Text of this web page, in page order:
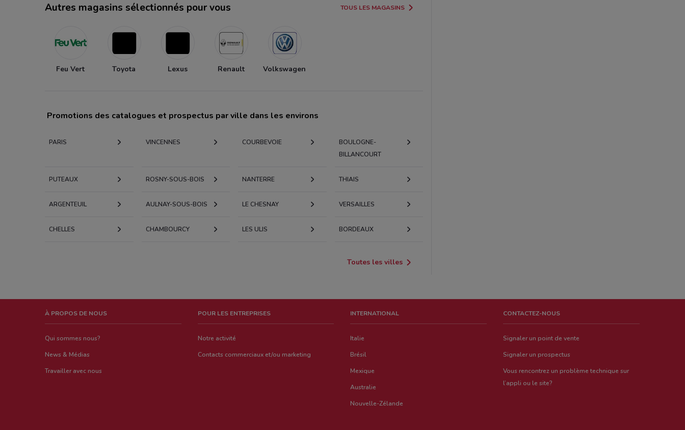
Autres magasins sélectionnés pour vous TOUS LES MAGASINS
Feu Vert Toyota Lexus Renault Volkswagen
Promotions des catalogues et prospectus par ville dans les environs
PARIS VINCENNES COURBEVOIE
BOULOGNE-
BILLANCOURT
PUTEAUX ROSNY-SOUS-BOIS NANTERRE THIAIS
ARGENTEUIL AULNAY-SOUS-BOIS LE CHESNAY VERSAILLES
CHELLES CHAMBOURCY LES ULIS BORDEAUX
Toutes les villes
À PROPOS DE NOUS
Qui sommes nous?
News & Médias
Travailler avec nous
POUR LES ENTREPRISES
Notre activité
Contacts commerciaux et/ou marketing
INTERNATIONAL
Italie
Brésil
Mexique
Australie
Nouvelle-Zélande
CONTACTEZ-NOUS
Signaler un point de vente
Signaler un prospectus
Vous rencontrez un problème technique sur
l’appli ou le site?